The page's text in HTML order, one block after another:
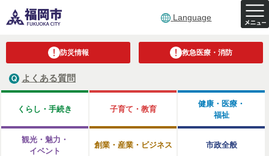
Language
防災情報 救急医療・消防
よくある質問
くらし・手続き 子育て・教育
健康・医療・
福祉
観光・魅力・
イベント
創業・産業・ビジネス 市政全般